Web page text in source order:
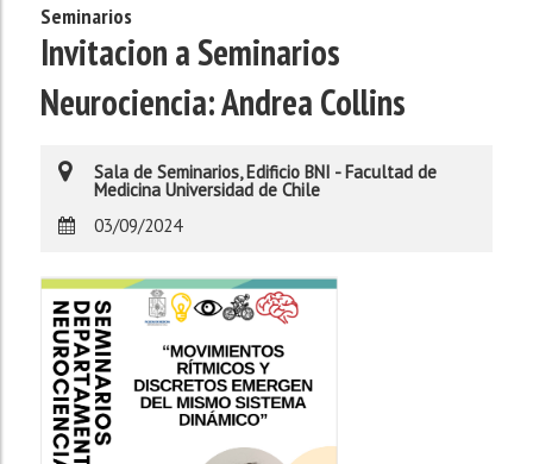
Seminarios
Invitacion a Seminarios
Neurociencia: Andrea Collins
Sala de Seminarios, Edificio BNI - Facultad de
Medicina Universidad de Chile
03/09/2024